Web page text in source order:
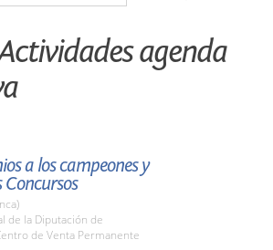
agenda
a los campeones y
Concursos
de la Diputación de
de Venta Permanente